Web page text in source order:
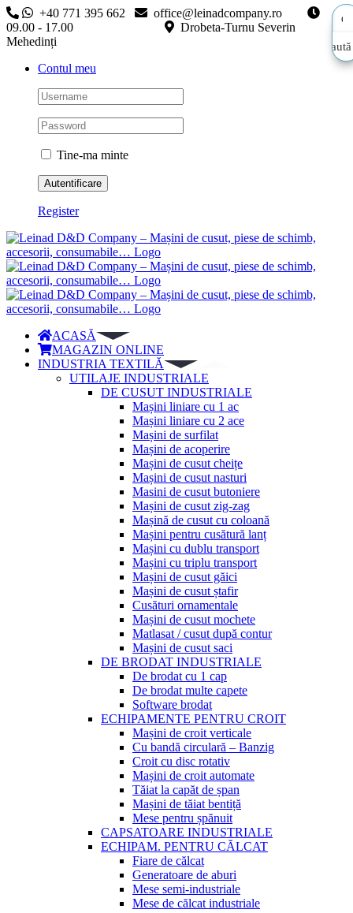
Skip
to
content
+40 771 395 662
office@leinadcompany.ro
09.00 - 17.00
Drobeta-Turnu Severin
Mehedinți
Contul meu
Tine-ma minte
Register
ACASĂ
MAGAZIN ONLINE
INDUSTRIA TEXTILĂ
UTILAJE INDUSTRIALE
DE CUSUT INDUSTRIALE
Mașini liniare cu 1 ac
Mașini liniare cu 2 ace
Mașini de surfilat
Mașini de acoperire
Mașini de cusut cheițe
Mașini de cusut nasturi
Masini de cusut butoniere
Mașini de cusut zig-zag
Mașină de cusut cu coloană
Mașini pentru cusătură lanț
Mașini cu dublu transport
Mașini cu triplu transport
Mașini de cusut găici
Mașini de cusut ștafir
Cusături ornamentale
Mașini de cusut mochete
Matlasat / cusut după contur
Mașini de cusut saci
DE BRODAT INDUSTRIALE
De brodat cu 1 cap
De brodat multe capete
Software brodat
ECHIPAMENTE PENTRU CROIT
Mașini de croit verticale
Cu bandă circulară – Banzig
Croit cu disc rotativ
Mașini de croit automate
Tăiat la capăt de șpan
Mașini de tăiat bentiță
Mese pentru șpănuit
CAPSATOARE INDUSTRIALE
ECHIPAM. PENTRU CĂLCAT
Fiare de călcat
Generatoare de aburi
Mese semi-industriale
Mese de călcat industriale
Caută
Caută